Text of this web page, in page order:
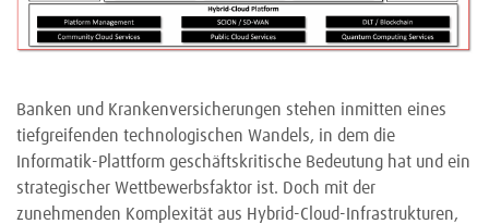
Banken und Krankenversicherungen stehen inmitten eines
tiefgreifenden technologischen Wandels, in dem die
Informatik-Plattform geschäftskritische Bedeutung hat und ein
strategischer Wettbewerbsfaktor ist. Doch mit der
zunehmenden Komplexität aus Hybrid-Cloud-Infrastrukturen,